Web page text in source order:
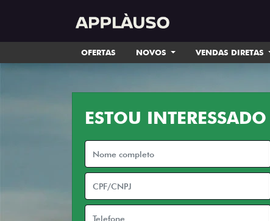
OFERTAS NOVOS VENDAS DIRETAS
ESTOU INTERESSADO